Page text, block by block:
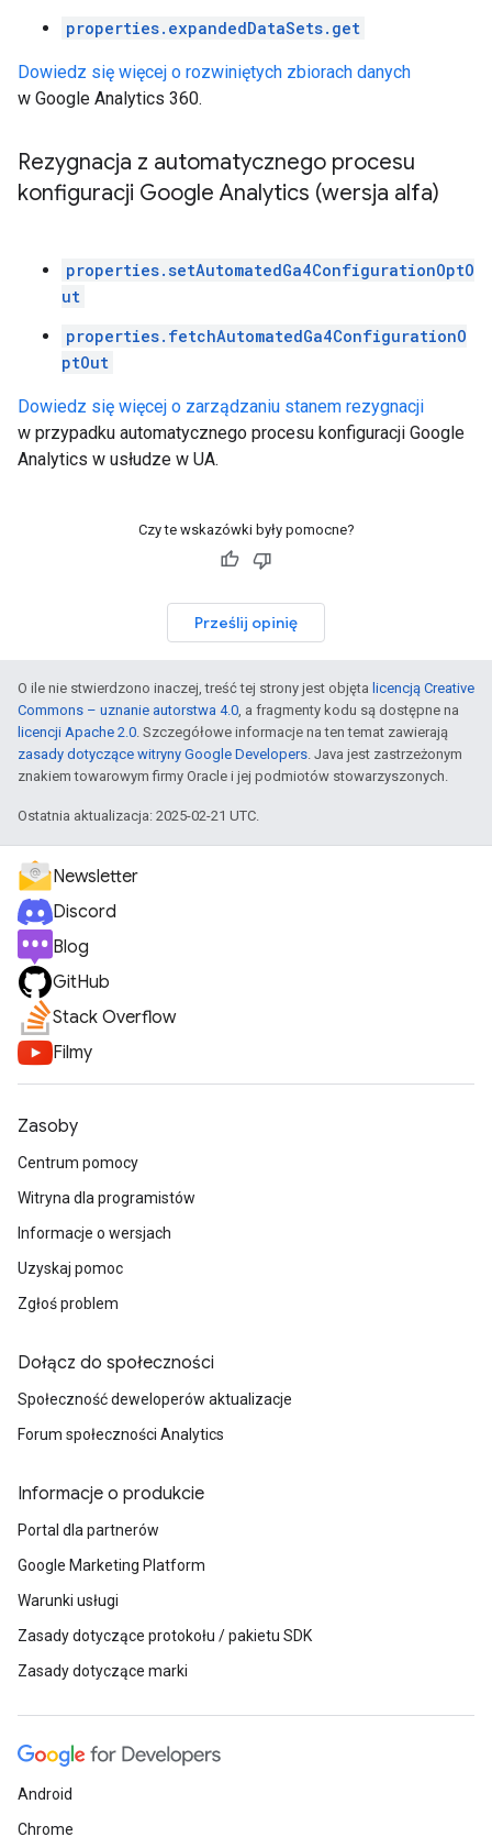
properties.expandedDataSets.get
Dowiedz się więcej o rozwiniętych zbiorach danych
w Google Analytics 360.
Rezygnacja z automatycznego procesu
konfiguracji Google Analytics (wersja alfa)
properties.setAutomatedGa4ConfigurationOptO
ut
properties.fetchAutomatedGa4ConfigurationO
ptOut
Dowiedz się więcej o zarządzaniu stanem rezygnacji
w przypadku automatycznego procesu konfiguracji Google
Analytics w usłudze w UA.
Czy te wskazówki były pomocne?
Prześlij opinię
O ile nie stwierdzono inaczej, treść tej strony jest objęta licencją Creative
Commons – uznanie autorstwa 4.0, a fragmenty kodu są dostępne na
licencji Apache 2.0. Szczegółowe informacje na ten temat zawierają
zasady dotyczące witryny Google Developers. Java jest zastrzeżonym
znakiem towarowym firmy Oracle i jej podmiotów stowarzyszonych.
Ostatnia aktualizacja: 2025-02-21 UTC.
Newsletter
Discord
Blog
GitHub
Stack Overflow
Filmy
Zasoby
Centrum pomocy
Witryna dla programistów
Informacje o wersjach
Uzyskaj pomoc
Zgłoś problem
Dołącz do społeczności
Społeczność deweloperów aktualizacje
Forum społeczności Analytics
Informacje o produkcie
Portal dla partnerów
Google Marketing Platform
Warunki usługi
Zasady dotyczące protokołu / pakietu SDK
Zasady dotyczące marki
Android
Chrome